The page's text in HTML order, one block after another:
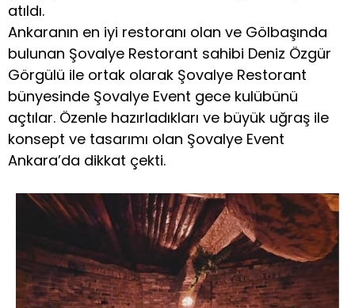
atıldı.
Ankaranın en iyi restoranı olan ve Gölbaşında
bulunan Şovalye Restorant sahibi Deniz Özgür
Görgülü ile ortak olarak Şovalye Restorant
bünyesinde Şovalye Event gece kulübünü
açtılar. Özenle hazırladıkları ve büyük uğraş ile
konsept ve tasarımı olan Şovalye Event
Ankara’da dikkat çekti.